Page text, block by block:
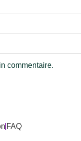
commentaire.
FAQ